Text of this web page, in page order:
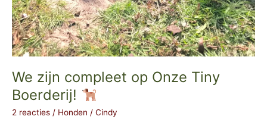
We zijn compleet op Onze Tiny
Boerderij!
2 reacties / Honden / Cindy